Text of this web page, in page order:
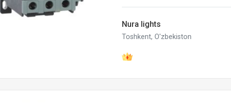
Nura lights
Toshkent, O'zbekiston